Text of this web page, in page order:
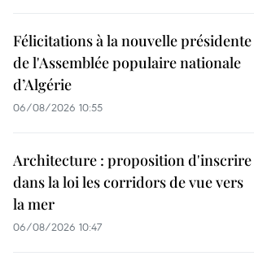
Félicitations à la nouvelle présidente
de l'Assemblée populaire nationale
d’Algérie
06/08/2026 10:55
Architecture : proposition d'inscrire
dans la loi les corridors de vue vers
la mer
06/08/2026 10:47